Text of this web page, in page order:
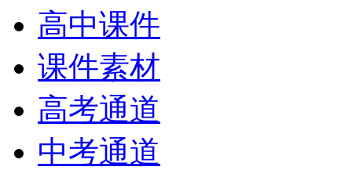
高中课件
课件素材
高考通道
中考通道